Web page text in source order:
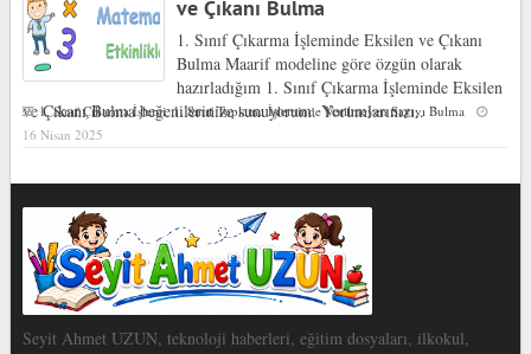
ve Çıkanı Bulma
1. Sınıf Çıkarma İşleminde Eksilen ve Çıkanı
Bulma Maarif modeline göre özgün olarak
hazırladığım 1. Sınıf Çıkarma İşleminde Eksilen
ve Çıkanı Bulma beğenilerinize sunuyorum. Yorumlarınızı..
1. Sınıf Çıkarma İşlemi,1. Sınıf Toplama İşleminde Verilmeyen Sayıyı Bulma
16 Nisan 2025
Seyit Ahmet UZUN, teknoloji haberleri, eğitim dosyaları, ilkokul,